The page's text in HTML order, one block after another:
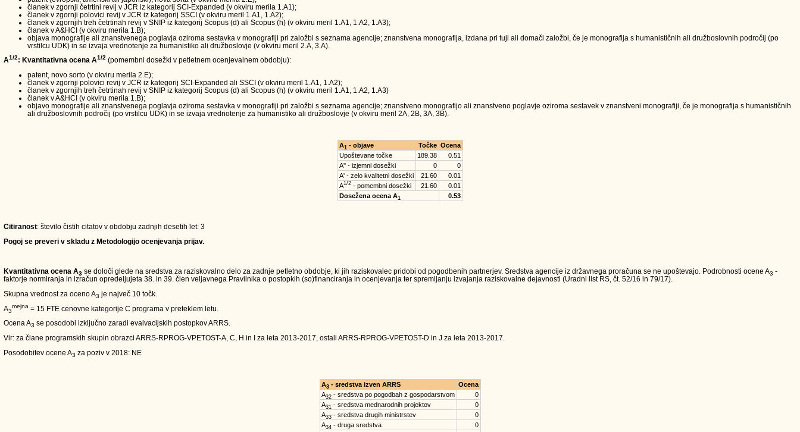
članek v zgornji četrtini revij v JCR iz kategorij SCI-Expanded (v okviru merila 1.A1);
članek v zgornji polovici revij v JCR iz kategorij SSCI (v okviru meril 1.A1, 1.A2);
članek v zgornjih treh četrtinah revij v SNIP iz kategorij Scopus (d) ali Scopus (h) (v okviru meril 1.A1, 1.A2, 1.A3);
članek v A&HCI (v okviru merila 1.B);
objava monografije ali znanstvenega poglavja oziroma sestavka v monografiji pri založbi s seznama agencije; znanstvena monografija, izdana pri tuji ali domači založbi, če je monografija s humanističnih ali družboslovnih področij (po
vrstilcu UDK) in se izvaja vrednotenje za humanistiko ali družboslovje (v okviru meril 2.A, 3.A).
A1/2: Kvantitativna ocena A1/2 (pomembni dosežki v petletnem ocenjevalnem obdobju):
patent, novo sorto (v okviru merila 2.E);
članek v zgornji polovici revij v JCR iz kategorij SCI-Expanded ali SSCI (v okviru meril 1.A1, 1.A2);
članek v zgornjih treh četrtinah revij v SNIP iz kategorij Scopus (d) ali Scopus (h) (v okviru meril 1.A1, 1.A2, 1.A3)
članek v A&HCI (v okviru merila 1.B);
objavo monografije ali znanstvenega poglavja oziroma sestavka v monografiji pri založbi s seznama agencije; znanstveno monografijo ali znanstveno poglavje oziroma sestavek v znanstveni monografiji, če je monografija s humanističnih
ali družboslovnih področij (po vrstilcu UDK) in se izvaja vrednotenje za humanistiko ali družboslovje (v okviru meril 2A, 2B, 3A, 3B).
A1 - objave Točke Ocena
Upoštevane točke
189.38
0.51
A'' - izjemni dosežki
0
0
A' - zelo kvalitetni dosežki
21.60
0.01
A1/2- pomembni dosežki 21.60
0.01
Dosežena ocena A1 0.53
Citiranost: število čistih citatov v obdobju zadnjih desetih let: 3
Pogoj se preveri v skladu z Metodologijo ocenjevanja prijav.
Kvantitativna ocena A3 se določi glede na sredstva za raziskovalno delo za zadnje petletno obdobje, ki jih raziskovalec pridobi od pogodbenih partnerjev. Sredstva agencije iz državnega proračuna se ne upoštevajo. Podrobnosti ocene A3 -
faktorje normiranja in izračun opredeljujeta 38. in 39. člen veljavnega Pravilnika o postopkih (so)financiranja in ocenjevanja ter spremljanju izvajanja raziskovalne dejavnosti (Uradni list RS, čt. 52/16 in 79/17).
Skupna vrednost za oceno A3 je največ 10 točk.
A3
mejna = 15 FTE cenovne kategorije C programa v preteklem letu.
Ocena A3 se posodobi izključno zaradi evalvacijskih postopkov ARRS.
Vir: za člane programskih skupin obrazci ARRS-RPROG-VPETOST-A, C, H in I za leta 2013-2017, ostali ARRS-RPROG-VPETOST-D in J za leta 2013-2017.
Posodobitev ocene A3 za poziv v 2018: NE
A3- sredstva izven ARRS
Ocena
A32- sredstva po pogodbah z gospodarstvom
0
A31 - sredstva mednarodnih projektov
0
A33- sredstva drugih ministrstev
0
A34 - druga sredstva
0